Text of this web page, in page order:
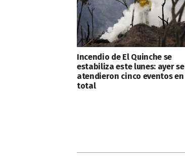
Incendio de El Quinche se
estabiliza este lunes: ayer se
atendieron cinco eventos en
total